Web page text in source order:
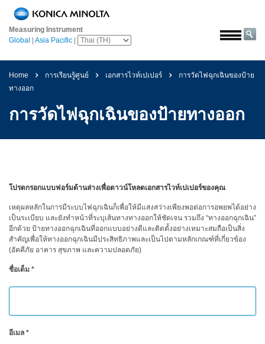
Measuring Instrument
Global
Asia Pacific
หน้า
หลัก
โซลูชั่น
การ
บิน
และ
และ
ยนต์
วัสดุ
ก่อสร้าง
เคมีภัณฑ์
เครื่อง
ไฟฟ้า
สี
สาร
Home การเรียนรู้ศูนย์ เอกสารไวท์เปเปอร์
การวัดไฟฉุกเฉินของป้าย
ทางออก
การวัดไฟฉุกเฉินของป้ายทางออก
โปรดกรอกแบบฟอร์มด้านล่างเพื่อดาวน์โหลดเอกสารไวท์เปเปอร์ของคุณ
เหตุผลหลักในการมีระบบไฟฉุกเฉินก็เพื่อให้มีแสงสว่างเพียงพอต่อการอพยพได้อย่าง
เป็นระเบียบ และยังทำหน้าที่ระบุเส้นทางทางออกให้ชัดเจน รวมถึง “ทางออกฉุกเฉิน”
อีกด้วย ป้ายทางออกฉุกเฉินที่ออกแบบอย่างดีและติดตั้งอย่างเหมาะสมถือเป็นสิ่ง
สำคัญเพื่อให้ทางออกฉุกเฉินมีประสิทธิภาพและเป็นไปตามหลักเกณฑ์ที่เกี่ยวข้อง
(อัคคีภัย อาคาร สุขภาพ และความปลอดภัย)
ชื่อเต็ม *
อีเมล *